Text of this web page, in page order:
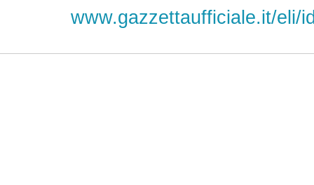
www.gazzettaufficiale.it/eli/